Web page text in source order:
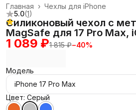
Чехлы для iPhone
Главная ›
5.0(1)
Силиконовый чехол с
MagSafe для 17 Pro Max,
1 089 ₽1 815 ₽−40%
Модель
iPhone 17 Pro Max
Цвет: Серый